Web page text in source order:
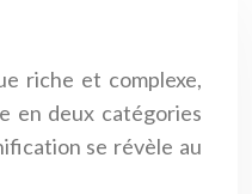
riche et complexe,
en deux catégories
se révèle au